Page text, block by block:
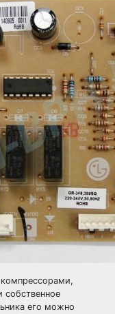
его можно